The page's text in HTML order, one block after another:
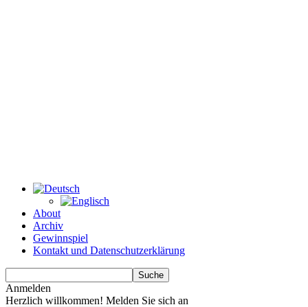
About
Archiv
Gewinnspiel
Kontakt und Datenschutzerklärung
Anmelden
Herzlich willkommen! Melden Sie sich an